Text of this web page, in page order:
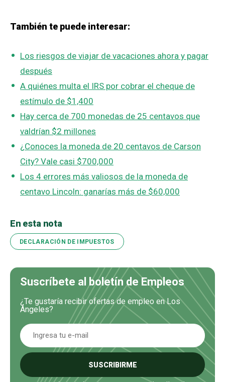
También te puede interesar:
Los riesgos de viajar de vacaciones ahora y pagar
después
A quiénes multa el IRS por cobrar el cheque de
estímulo de $1,400
Hay cerca de 700 monedas de 25 centavos que
valdrían $2 millones
¿Conoces la moneda de 20 centavos de Carson
City? Vale casi $700,000
Los 4 errores más valiosos de la moneda de
centavo Lincoln: ganarías más de $60,000
En esta nota
DECLARACIÓN DE IMPUESTOS
Suscríbete al boletín de Empleos
¿Te gustaría recibir ofertas de empleo en Los
Ángeles?
SUSCRIBIRME